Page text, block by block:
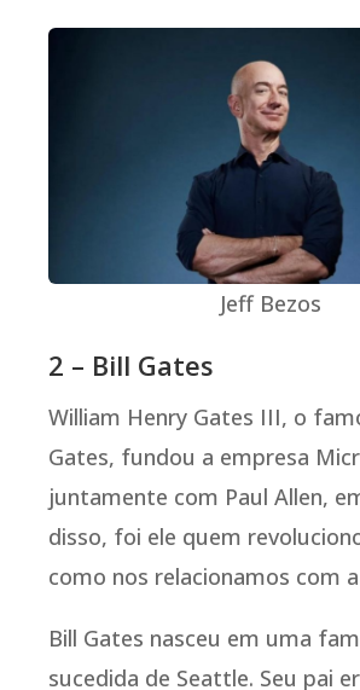
Jeff Bezos
2 – Bill Gates
William Henry Gates III, o
Gates, fundou a empresa
juntamente com Paul Allen,
disso, foi ele quem
como nos relacionamos com
Bill Gates nasceu em uma
sucedida de Seattle. Seu pai